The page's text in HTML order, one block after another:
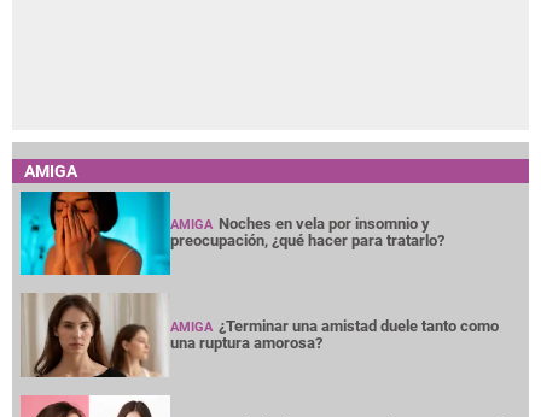
AMIGA
AMIGA Noches en vela por insomnio y
preocupación, ¿qué hacer para tratarlo?
AMIGA ¿Terminar una amistad duele tanto como
una ruptura amorosa?